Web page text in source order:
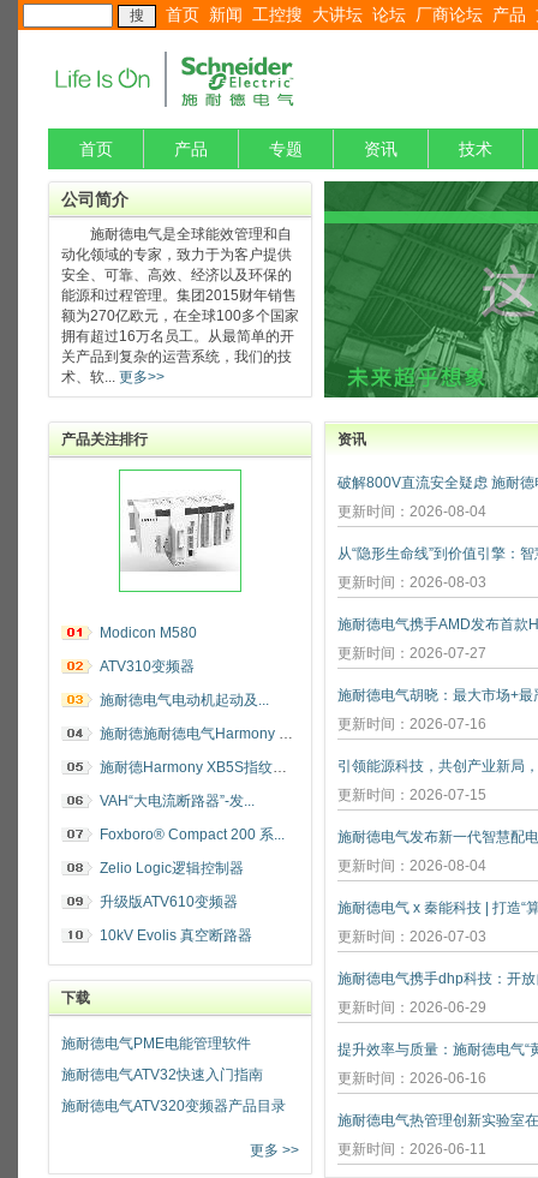
首页 新闻 工控搜 大讲坛 论坛 厂商论坛 产品
首页 产品 专题 资讯 技术
公司简介
施耐德电气是全球能效管理和自
动化领域的专家，致力于为客户提供
安全、可靠、高效、经济以及环保的
能源和过程管理。集团2015财年销售
额为270亿欧元，在全球100多个国家
拥有超过16万名员工。从最简单的开
关产品到复杂的运营系统，我们的技
术、软... 更多>>
产品关注排行
Modicon M580
ATV310变频器
施耐德电气电动机起动及...
施耐德施耐德电气Harmony 指纹开关
施耐德Harmony XB5S指纹识别开关
VAH“大电流断路器”-发...
Foxboro® Compact 200 系...
Zelio Logic逻辑控制器
升级版ATV610变频器
10kV Evolis 真空断路器
下载
施耐德电气PME电能管理软件
施耐德电气ATV32快速入门指南
施耐德电气ATV320变频器产品目录
更多 >>
资讯
更新时间：2026-08-04
更新时间：2026-08-03
施耐德电气携手AMD发布首款
更新时间：2026-07-27
更新时间：2026-07-16
更新时间：2026-07-15
施耐德电气发布新一代智慧配
更新时间：2026-08-04
施耐德电气 x 秦能科技 | 打造“
更新时间：2026-07-03
更新时间：2026-06-29
更新时间：2026-06-16
更新时间：2026-06-11